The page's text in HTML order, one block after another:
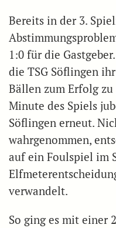
Bereits in der 3.
1:0 für die
die TSG Söflingen
Bällen zum Erfolg zu
Minute des Spiels
Söflingen erneut.
wahrgenommen,
auf ein Foulspiel im
verwandelt.
So ging es mit einer